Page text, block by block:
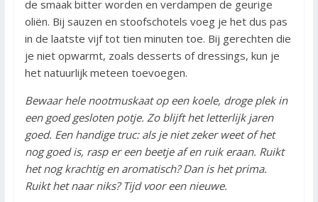
de smaak bitter worden en verdampen de geurige
oliën. Bij sauzen en stoofschotels voeg je het dus pas
in de laatste vijf tot tien minuten toe. Bij gerechten die
je niet opwarmt, zoals desserts of dressings, kun je
het natuurlijk meteen toevoegen.
Bewaar hele nootmuskaat op een koele, droge plek in
een goed gesloten potje. Zo blijft het letterlijk jaren
goed. Een handige truc: als je niet zeker weet of het
nog goed is, rasp er een beetje af en ruik eraan. Ruikt
het nog krachtig en aromatisch? Dan is het prima.
Ruikt het naar niks? Tijd voor een nieuwe.